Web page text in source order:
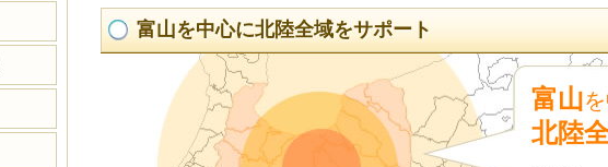
2026.07.10 受給事例 脊髄損傷で車椅子生活！障害厚生
2026.07.09 新着情報 面談のご予約について
2026.07.02 トピックス 障害年金決定者からお手紙を頂戴
2026.06.26 新着情報 2026.7.6(月) 電話による無料相談
富山を中心に北陸全域をサポート
富山
北陸